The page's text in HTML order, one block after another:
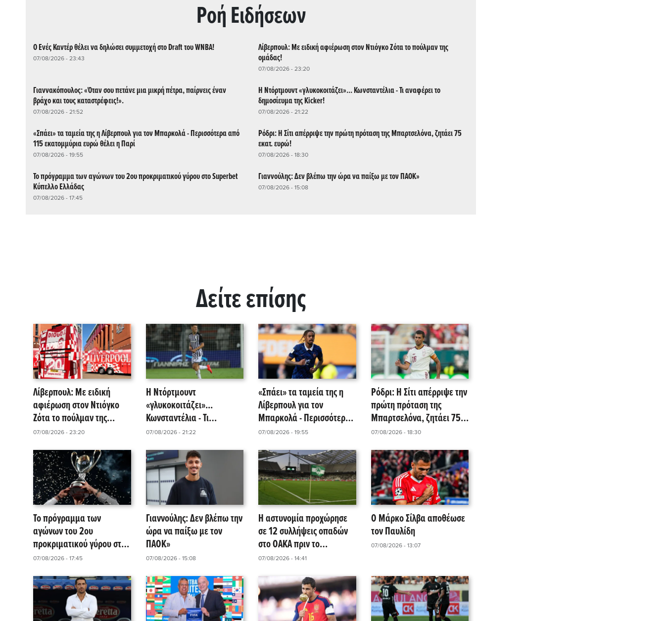
Ρoή Ειδήσεων
Ο Ενές Καντέρ θέλει να δηλώσει συμμετοχή στο Draft του WNBA!
07/08/2026 - 23:43
Λίβερπουλ: Με ειδική αφιέρωση στον Ντιόγκο Ζότα το πούλμαν της
ομάδας!
07/08/2026 - 23:20
Γιαννακόπουλος: «Όταν σου πετάνε μια μικρή πέτρα, παίρνεις έναν
βράχο και τους καταστρέφεις!».
07/08/2026 - 21:52
Η Ντόρτμουντ «γλυκοκοιτάζει»... Κωνσταντέλια - Τι αναφέρει το
δημοσίευμα της Kicker!
07/08/2026 - 21:22
«Σπάει» τα ταμεία της η Λίβερπουλ για τον Μπαρκολά - Περισσότερα από
115 εκατομμύρια ευρώ θέλει η Παρί
07/08/2026 - 19:55
Ρόδρι: Η Σίτι απέρριψε την πρώτη πρόταση της Μπαρτσελόνα, ζητάει 75
εκατ. ευρώ!
07/08/2026 - 18:30
Το πρόγραμμα των αγώνων του 2ου προκριματικού γύρου στο Superbet
Κύπελλο Ελλάδας
07/08/2026 - 17:45
Γιαννούλης: Δεν βλέπω την ώρα να παίξω με τον ΠΑΟΚ»
07/08/2026 - 15:08
Δείτε επίσης
Λίβερπουλ: Με ειδική
αφιέρωση στον Ντιόγκο
Ζότα το πούλμαν της
ομάδας!
07/08/2026 - 23:20
Η Ντόρτμουντ
«γλυκοκοιτάζει»...
Κωνσταντέλια - Τι
αναφέρει το δημοσίευμα
07/08/2026 - 21:22
«Σπάει» τα ταμεία της η
Λίβερπουλ για τον
Μπαρκολά - Περισσότερα
από 115 εκατομμύρια
07/08/2026 - 19:55
Ρόδρι: Η Σίτι απέρριψε την
πρώτη πρόταση της
Μπαρτσελόνα, ζητάει 75
εκατ. ευρώ!
07/08/2026 - 18:30
Το πρόγραμμα των
αγώνων του 2ου
προκριματικού γύρου στο
Superbet Κύπελλο Ελλάδας
07/08/2026 - 17:45
Γιαννούλης: Δεν βλέπω την
ώρα να παίξω με τον
ΠΑΟΚ»
07/08/2026 - 15:08
Η αστυνομία προχώρησε
σε 12 συλλήψεις οπαδών
στο ΟΑΚΑ πριν το
Παναθηναϊκός – ΤΣΣΚΑ
07/08/2026 - 14:41
Ο Μάρκο Σίλβα αποθέωσε
τον Παυλίδη
07/08/2026 - 13:07